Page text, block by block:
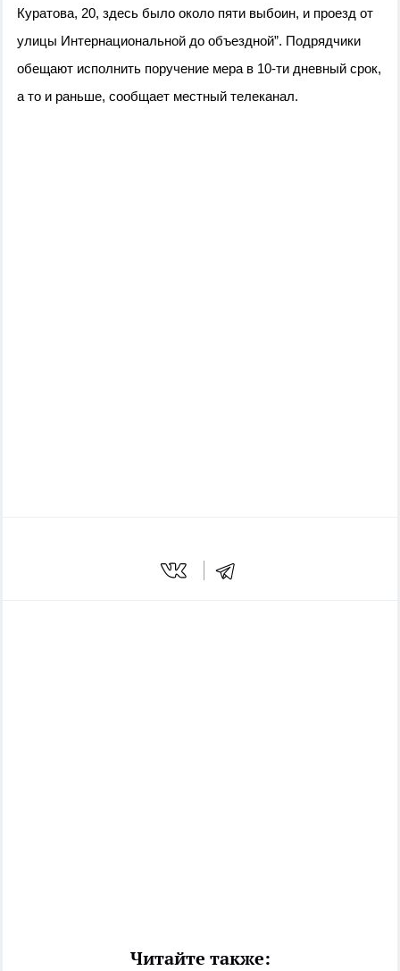
Куратова, 20, здесь было около пяти выбоин, и проезд от
улицы Интернациональной до объездной”. Подрядчики
обещают исполнить поручение мера в 10-ти дневный срок,
а то и раньше, сообщает местный телеканал.
Читайте также: